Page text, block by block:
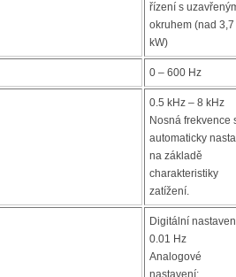
řízení s
okruhem (nad 3,7
kW)
0 – 600 Hz
0.5 kHz – 8 kHz
Nosná frekvence
automaticky
na základě
charakteristiky
zatížení.
Digitální
0.01 Hz
Analogové